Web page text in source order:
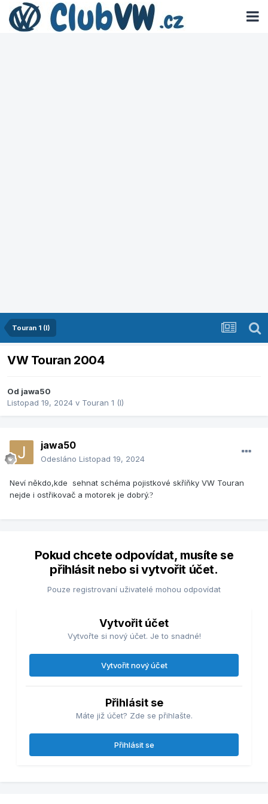
Touran 1 (I)
VW Touran 2004
Od jawa50
Listopad 19, 2024 v Touran 1 (I)
jawa50
Odesláno Listopad 19, 2024
Neví někdo,kde sehnat schéma pojistkové skříňky VW Touran
nejde i ostřikovač a motorek je dobrý.?
Pokud chcete odpovídat, musíte se
přihlásit nebo si vytvořit účet.
Pouze registrovaní uživatelé mohou odpovídat
Vytvořit účet
Vytvořte si nový účet. Je to snadné!
Vytvořit nový účet
Přihlásit se
Máte již účet? Zde se přihlašte.
Přihlásit se